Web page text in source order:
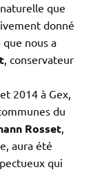
que
donné
que nous a
, conservateur
2014 à Gex,
du
Rosset,
aura été
qui